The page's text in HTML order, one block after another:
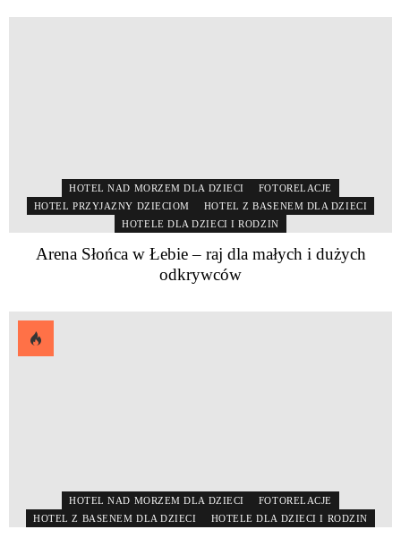
HOTEL NAD MORZEM DLA DZIECI
FOTORELACJE
HOTEL PRZYJAZNY DZIECIOM
HOTEL Z BASENEM DLA DZIECI
HOTELE DLA DZIECI I RODZIN
Arena Słońca w Łebie – raj dla małych i dużych
odkrywców
HOTEL NAD MORZEM DLA DZIECI
FOTORELACJE
HOTEL Z BASENEM DLA DZIECI
HOTELE DLA DZIECI I RODZIN